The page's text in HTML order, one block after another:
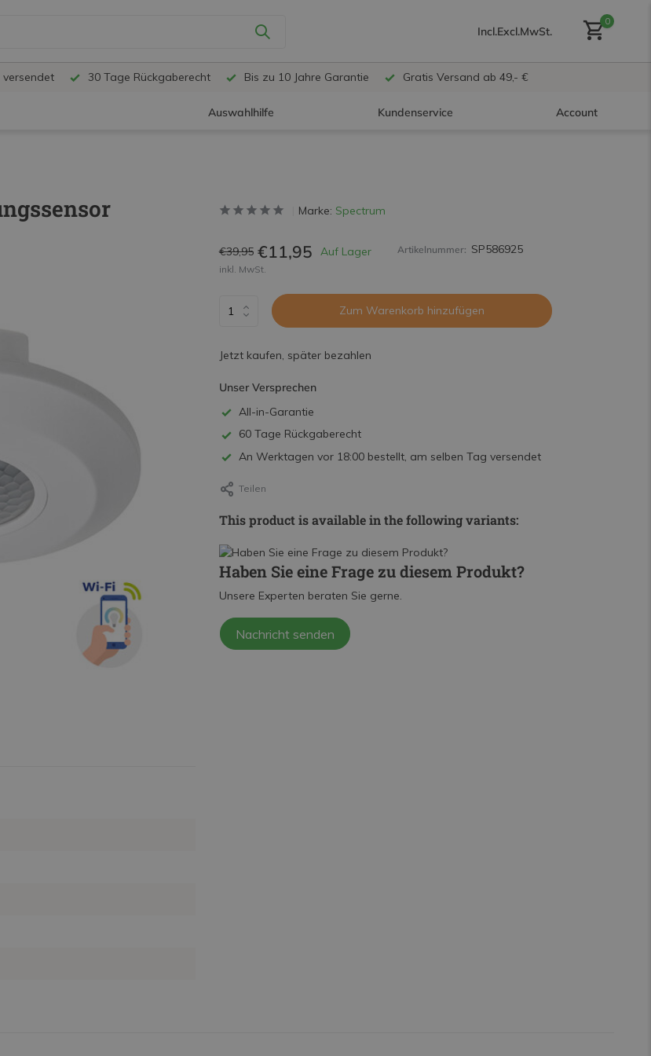
Incl.Excl.MwSt.
0
30 Tage Rückgaberecht Bis zu 10 Jahre Garantie Gratis Versand ab 49,- €
Auswahlhilfe Kundenservice Account
Benutzerkonto
Marke: Spectrum
€39,95 €11,95 Auf Lager
inkl. MwSt.
Artikelnummer: SP586925
Zum Warenkorb hinzufügen
Jetzt kaufen, später bezahlen
Unser Versprechen
All-in-Garantie
60 Tage Rückgaberecht
An Werktagen vor 18:00 bestellt, am selben Tag versendet
Teilen
This product is available in the following variants:
Haben Sie eine Frage zu diesem Produkt?
Unsere Experten beraten Sie gerne.
Nachricht senden